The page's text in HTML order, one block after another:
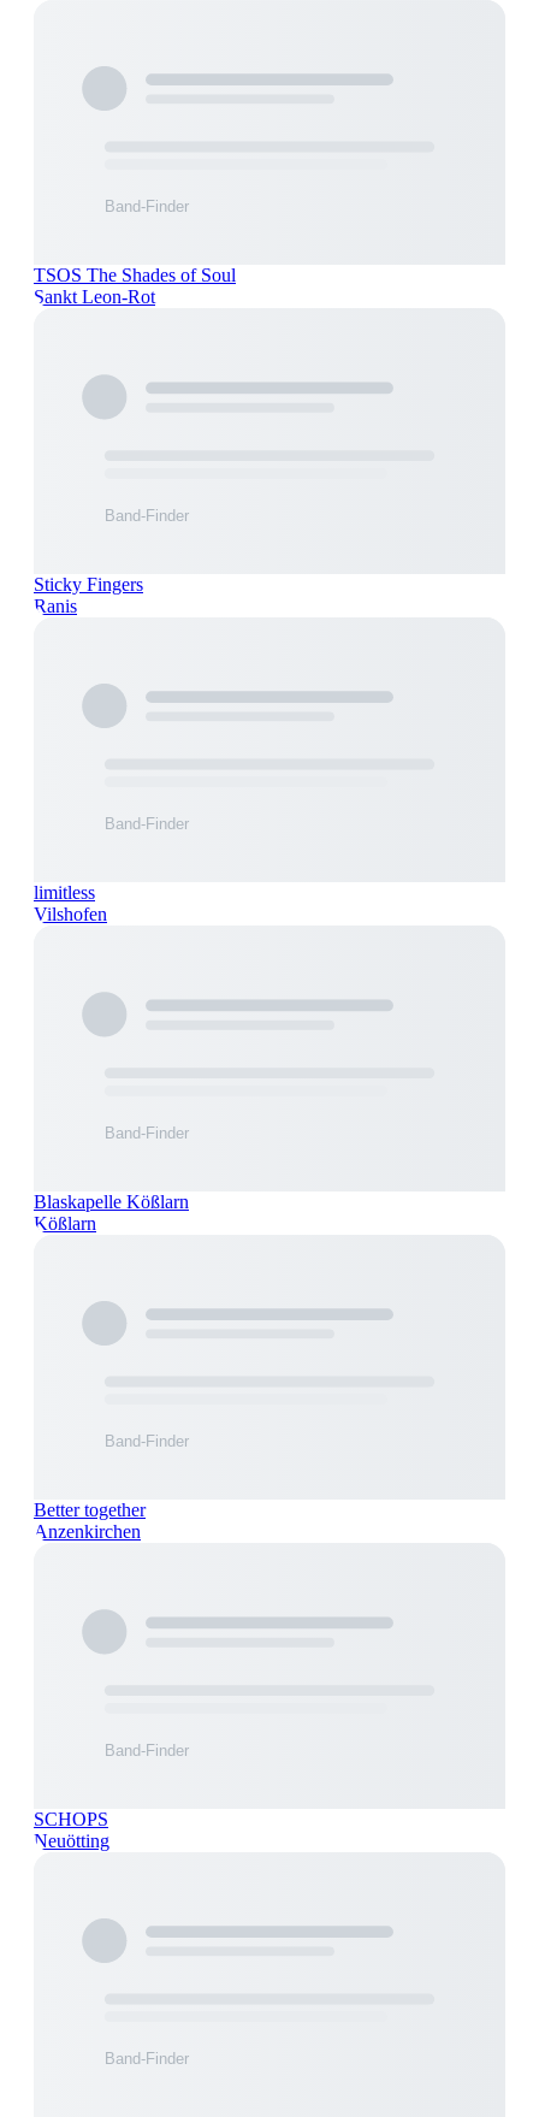
TSOS The Shades of Soul
Sankt Leon-Rot
Sticky Fingers
Ranis
limitless
Vilshofen
Blaskapelle Kößlarn
Kößlarn
Better together
Anzenkirchen
SCHOPS
Neuötting